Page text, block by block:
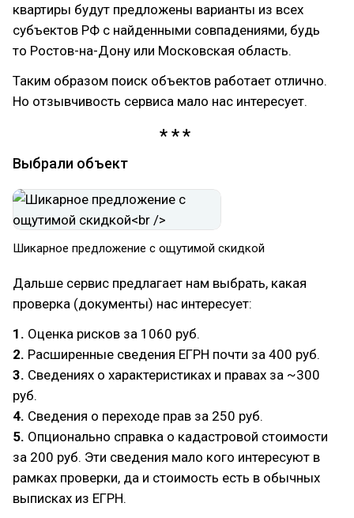
квартиры будут предложены варианты из всех
субъектов РФ с найденными совпадениями, будь
то Ростов-на-Дону или Московская область.
Таким образом поиск объектов работает отлично.
Но отзывчивость сервиса мало нас интересует.
Выбрали объект
Шикарное предложение с ощутимой скидкой
Дальше сервис предлагает нам выбрать, какая
проверка (документы) нас интересует:
1. Оценка рисков за 1060 руб.
2. Расширенные сведения ЕГРН почти за 400 руб.
3. Сведениях о характеристиках и правах за ~300
руб.
4. Сведения о переходе прав за 250 руб.
5. Опционально справка о кадастровой стоимости
за 200 руб. Эти сведения мало кого интересуют в
рамках проверки, да и стоимость есть в обычных
выписках из ЕГРН.